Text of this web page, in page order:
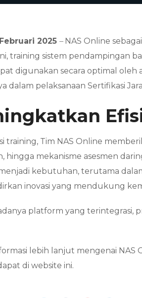
2025 –NAS Online
ini, training sistem pendampingan
digunakan secara optimal oleh
dalam pelaksanaan Sertifikasi
training, Tim NAS Online
hingga mekanisme asesmen
kebutuhan, terutama
inovasi yang mendukung
platform yang terintegrasi,
lebih lanjut mengenai NAS
di website ini.